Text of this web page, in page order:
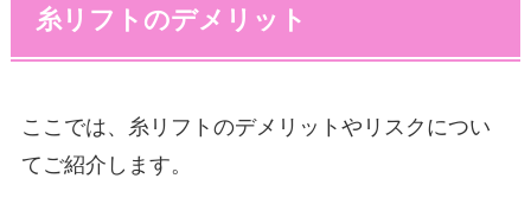
糸リフトのデメリット
ここでは、糸リフトのデメリットやリスクについ
てご紹介します。